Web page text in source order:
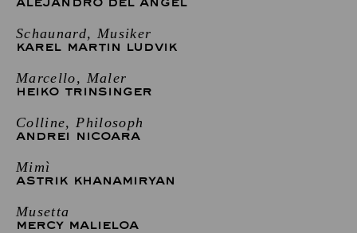
Schaunard, Musiker
KAREL MARTIN LUDVIK
Marcello, Maler
HEIKO TRINSINGER
Colline, Philosoph
ANDREI NICOARA
Mimì
ASTRIK KHANAMIRYAN
Musetta
MERCY MALIELOA